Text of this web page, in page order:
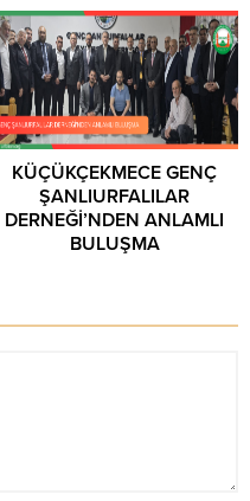
KÜÇÜKÇEKMECE GENÇ
ŞANLIURFALILAR
DERNEĞİ’NDEN ANLAMLI
BULUŞMA